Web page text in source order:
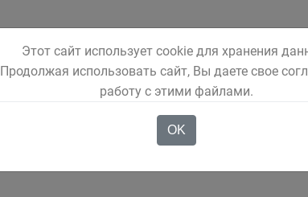
Этот сайт использует cookie для хранения
Продолжая использовать сайт, Вы даете свое
работу с этими файлами.
OK